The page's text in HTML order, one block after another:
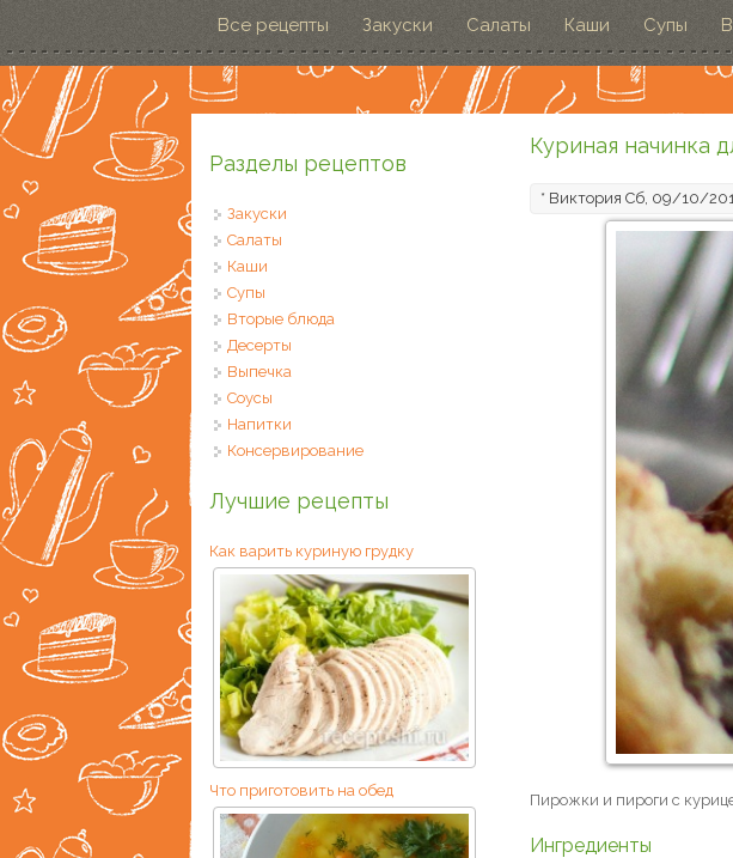
Все рецепты Закуски Салаты Каши Супы
Куриная начинка
* Виктория Сб, 09/10/
Пирожки и пироги с
Ингредиенты
Разделы рецептов
Закуски
Салаты
Каши
Супы
Вторые блюда
Десерты
Выпечка
Соусы
Напитки
Консервирование
Лучшие рецепты
Как варить куриную грудку
Что приготовить на обед